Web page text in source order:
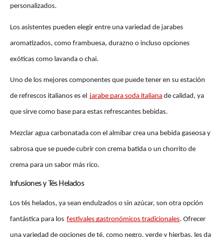
personalizados.
Los asistentes pueden elegir entre una variedad de jarabes
aromatizados, como frambuesa, durazno o incluso opciones
exóticas como lavanda o chai.
Uno de los mejores componentes que puede tener en su estación
de refrescos italianos es el jarabe para soda italiana de calidad, ya
que sirve como base para estas refrescantes bebidas.
Mezclar agua carbonatada con el almíbar crea una bebida gaseosa y
sabrosa que se puede cubrir con crema batida o un chorrito de
crema para un sabor más rico.
Infusiones y Tés Helados
Los tés helados, ya sean endulzados o sin azúcar, son otra opción
fantástica para los festivales gastronómicos tradicionales. Ofrecer
una variedad de opciones de té, como negro, verde y hierbas, les da